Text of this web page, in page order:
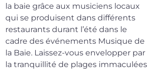
la baie grâce aux musiciens locaux
qui se produisent dans différents
restaurants durant l’été dans le
cadre des événements Musique de
la Baie. Laissez-vous envelopper par
la tranquillité de plages immaculées